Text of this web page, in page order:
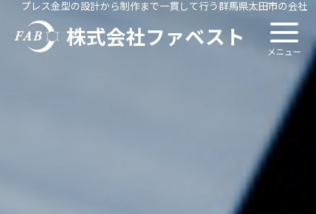
プレス金型の設計から制作まで一貫して行う群馬県太田市の会社
株式会社ファベスト